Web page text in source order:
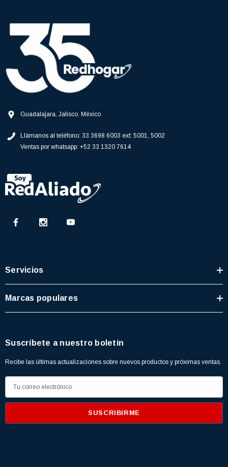
Guadalajara, Jalisco. México
Llámanos al teléfono: 33 3698 6003 ext: 5001, 5002
Ventas por whatsapp: +52 33 1320 7614
Servicios
Marcas populares
Suscríbete a nuestro boletín
Recibe las últimas actualizaciones sobre nuevos productos y próximas ventas.
i
e